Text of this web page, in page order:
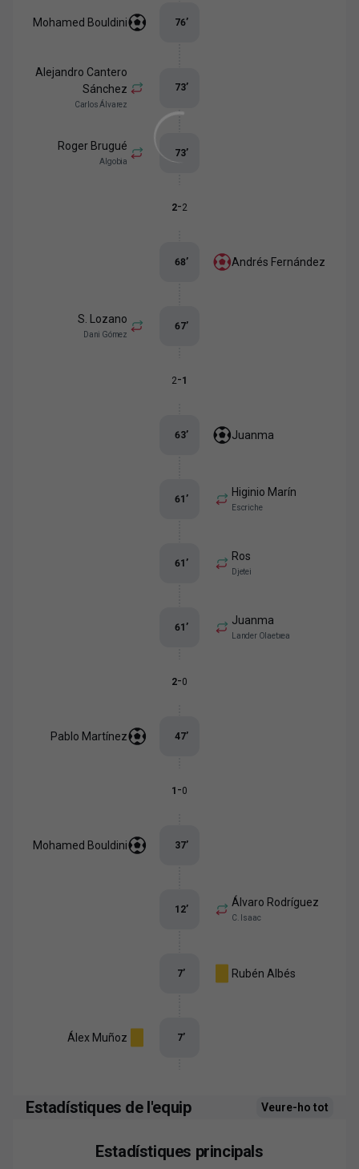
Mohamed Bouldini 76’
Alejandro Cantero
Sánchez
Carlos Álvarez
73’
Roger Brugué
Algobia
73’
2-2
Andrés Fernández
68’
S. Lozano
Dani Gómez
67’
2-1
Juanma
63’
Higinio Marín
Escriche
61’
Ros
Djetei
61’
Juanma
Lander Olaetxea
61’
2-0
Pablo Martínez 47’
1 -0
Mohamed Bouldini 37’
Álvaro Rodríguez
C. Isaac
12’
Rubén Albés
7’
Álex Muñoz 7’
Estadístiques de l'equip Veure-ho tot
Estadístiques principals